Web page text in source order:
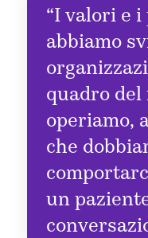
“I valori e
abbiamo
quadro
operiamo,
che
un